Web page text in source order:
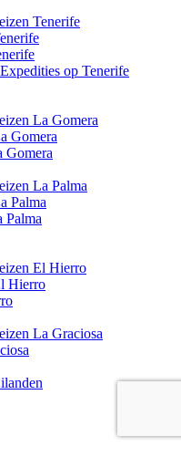
Tenerife
op Tenerife
La Gomera
Gomera
Gomera
La Palma
Palma
Palma
El Hierro
Hierro
La Graciosa